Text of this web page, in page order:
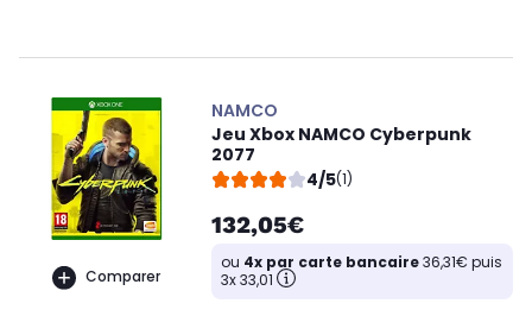
Comparer
NAMCO
Jeu Xbox NAMCO Cyberpunk
2077
4/5(1)
132,05€
ou 4x par carte bancaire36,31€ puis
3x 33,01